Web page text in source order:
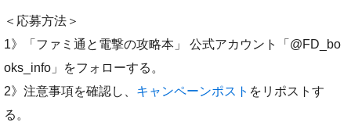
＜応募方法＞
1》「ファミ通と電撃の攻略本」 公式アカウント「@FD_bo
oks_info」をフォローする。
2》注意事項を確認し、 キャンペーンポスト をリポストす
る。